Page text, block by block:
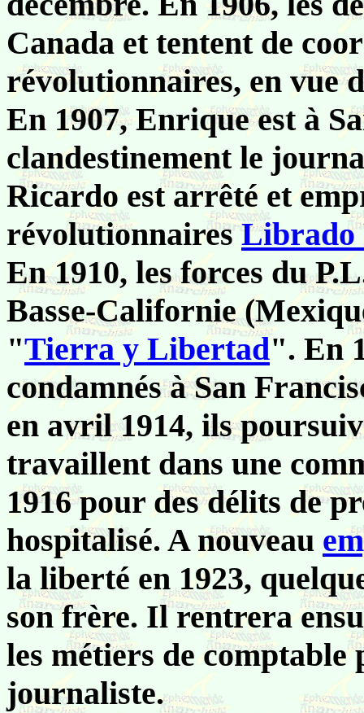
Canada et tentent de
révolutionnaires, en vue
En 1907, Enrique est à
clandestinement le
Ricardo est arrêté et
révolutionnairesLibrado
En 1910, les forces du
Basse-Californie
"Tierra y Libertad". En
condamnés à San
en avril 1914, ils
travaillent dans une
1916 pour des délits de
hospitalisé. A nouveau
la liberté en 1923,
son frère. Il rentrera
les métiers de
journaliste.